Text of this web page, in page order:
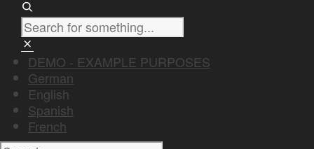
DEMO - EXAMPLE PURPOSES
German
English
Spanish
French